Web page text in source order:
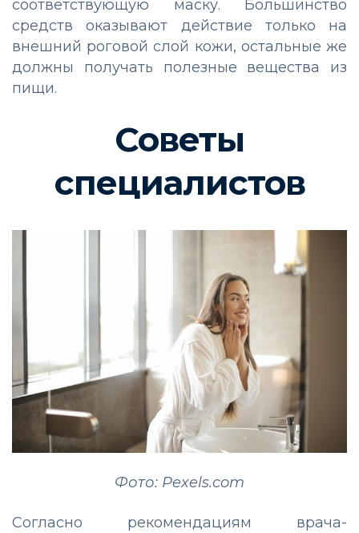
соответствующую маску. Большинство
средств оказывают действие только на
внешний роговой слой кожи, остальные же
должны получать полезные вещества из
пищи.
Советы
специалистов
Фото: Pexels.com
Согласно рекомендациям врача-